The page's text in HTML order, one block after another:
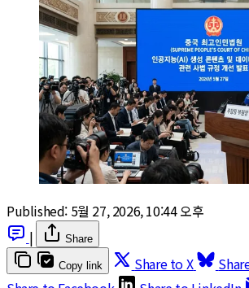
Published: 5월 27, 2026, 10:44 오후
|
Share
Copy link Share to X